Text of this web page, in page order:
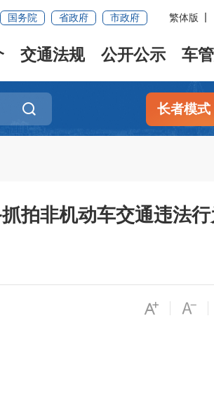
国务院 省政府 市政府 繁体版
交通法规 公开公示 车
长者模式
拍非机动车交通违法